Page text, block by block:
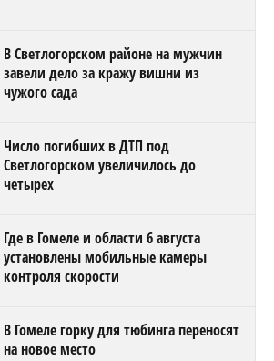
В Светлогорском районе на мужчин
завели дело за кражу вишни из
чужого сада
Число погибших в ДТП под
Светлогорском увеличилось до
четырех
Где в Гомеле и области 6 августа
установлены мобильные камеры
контроля скорости
В Гомеле горку для тюбинга переносят
на новое место